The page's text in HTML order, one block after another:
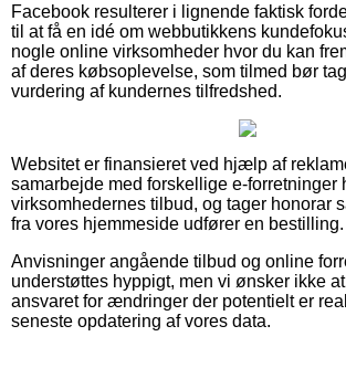
Facebook resulterer i lignende faktisk
til at få en idé om webbutikkens
nogle online virksomheder hvor du kan
af deres købsoplevelse, som tilmed bør
vurdering af kundernes tilfredshed.
Websitet er finansieret ved hjælp af
samarbejde med forskellige e-forretninger
virksomhedernes tilbud, og tager honorar
fra vores hjemmeside udfører en bestilling.
Anvisninger angående tilbud og online
understøttes hyppigt, men vi ønsker ikke
ansvaret for ændringer der potentielt er
seneste opdatering af vores data.